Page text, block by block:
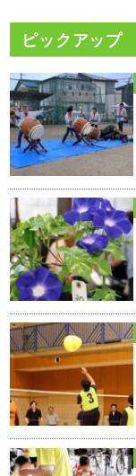
ピックアップ